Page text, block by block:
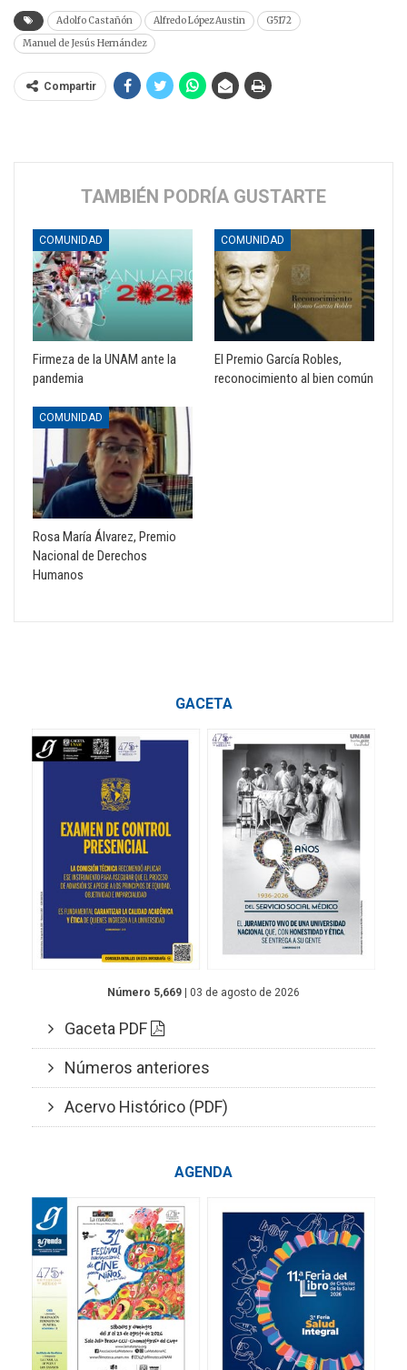
Adolfo Castañón Alfredo López Austin
G5172
Manuel de Jesús Hernández
Compartir
TAMBIÉN PODRÍA GUSTARTE
COMUNIDAD
Firmeza de la UNAM ante la
pandemia
COMUNIDAD
El Premio García Robles,
reconocimiento al bien común
COMUNIDAD
Rosa María Álvarez, Premio
Nacional de Derechos
Humanos
GACETA
Número 5,669 | 03 de agosto de 2026
Gaceta PDF
Números anteriores
Acervo Histórico (PDF)
AGENDA